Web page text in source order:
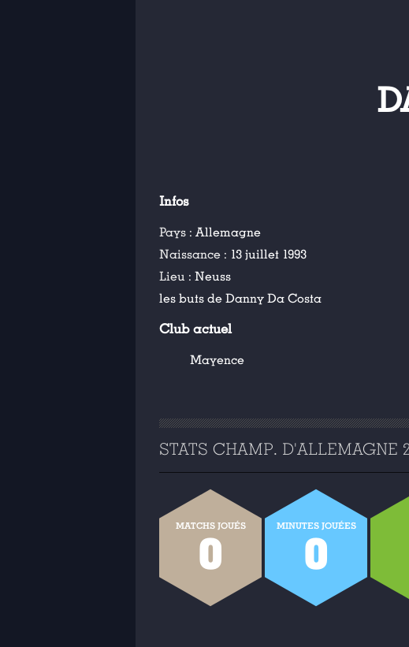
Infos
Pays : Allemagne
Naissance : 13 juillet 1993
Lieu : Neuss
les buts de Danny Da Costa
Club actuel
Mayence
STATS CHAMP. D'ALLEMAGNE
MATCHS JOUÉS
0
MINUTES JOUÉES
0